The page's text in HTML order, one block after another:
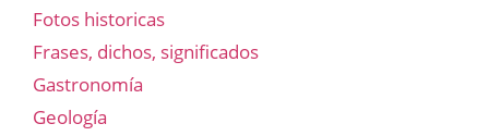
Fotos historicas
Frases, dichos, significados
Gastronomía
Geología